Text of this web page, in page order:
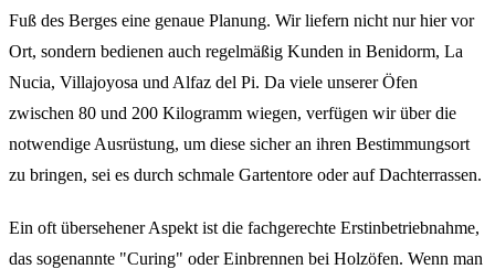
Fuß des Berges eine genaue Planung. Wir liefern nicht nur hier vor
Ort, sondern bedienen auch regelmäßig Kunden in Benidorm, La
Nucia, Villajoyosa und Alfaz del Pi. Da viele unserer Öfen
zwischen 80 und 200 Kilogramm wiegen, verfügen wir über die
notwendige Ausrüstung, um diese sicher an ihren Bestimmungsort
zu bringen, sei es durch schmale Gartentore oder auf Dachterrassen.
Ein oft übersehener Aspekt ist die fachgerechte Erstinbetriebnahme,
das sogenannte "Curing" oder Einbrennen bei Holzöfen. Wenn man